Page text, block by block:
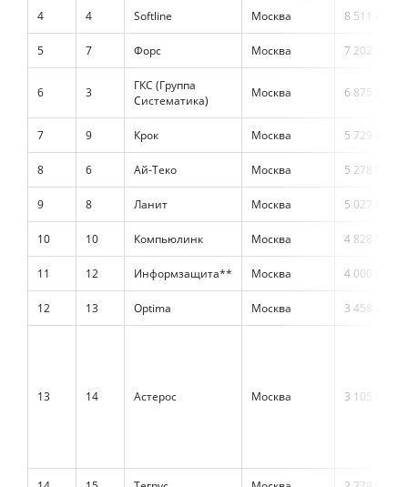
4 4 Softline Москва 8 511 467
5 7 Форс Москва 7 202 312
6 3
ГКС (Группа
Систематика)
Москва 6 875 903
7 9 Крок Москва 5 729 476
8 6 Ай-Теко Москва 5 278 047
9 8 Ланит Москва 5 027 811
10 10 Компьюлинк Москва 4 828 548
11 12 Информзащита** Москва 4 000 000
12 13 Optima Москва 3 458 257
13 14 Астерос Москва 3 105 055